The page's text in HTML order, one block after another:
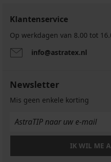
Klantenservice
Op werkdagen van 8.00 tot
info@astratex.nl
Newsletter
Mis geen enkele korting
IK WIL ME